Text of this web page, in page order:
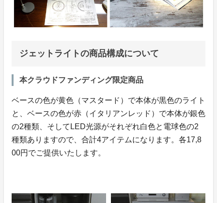
ジェットライトの商品構成について
本クラウドファンディング限定商品
ベースの色が黄色（マスタード）で本体が黒色のライト
と、ベースの色が赤（イタリアンレッド）で本体が銀色
の2種類、そしてLED光源がそれぞれ白色と電球色の2
種類ありますので、合計4アイテムになります。各17,8
00円でご提供いたします。